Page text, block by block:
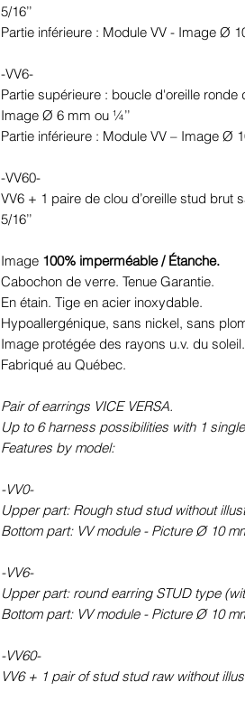
5/16’’
Partie inférieure : Module VV - Image Ø
-VV6-
Partie supérieure : boucle d'oreille
Image Ø 6 mm ou ¼’’
Partie inférieure : Module VV – Image Ø
-VV60-
VV6 + 1 paire de clou d’oreille stud brut
5/16’’
Image 100% imperméable / Étanche.
Cabochon de verre. Tenue Garantie.
En étain. Tige en acier inoxydable.
Hypoallergénique, sans nickel, sans
Image protégée des rayons u.v. du soleil.
Fabriqué au Québec.
Pair of earrings VICE VERSA.
Up to 6 harness possibilities with 1
Features by model:
-VV0-
Upper part: Rough stud stud without
Bottom part: VV module - Picture Ø 10
-VV6-
Upper part: round earring STUD type
Bottom part: VV module - Picture Ø 10
-VV60-
VV6 + 1 pair of stud stud raw without